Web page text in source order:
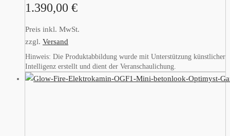
1.390,00 €
Preis inkl. MwSt.
zzgl. Versand
Hinweis: Die Produktabbildung wurde mit Unterstützung künstlicher
Intelligenz erstellt und dient der Veranschaulichung.